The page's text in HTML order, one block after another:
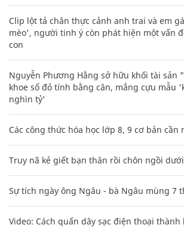
Clip lột tả chân thực cảnh anh trai và em
mèo', người tinh ý còn phát hiện một vấn
con
Nguyễn Phương Hằng sở hữu khối tài sản
khoe sổ đỏ tính bằng cân, mắng cựu mẫu
nghìn tỷ'
Các công thức hóa học lớp 8, 9 cơ bản cần
Truy nã kẻ giết bạn thân rồi chôn ngồi
Sự tích ngày ông Ngâu - bà Ngâu mùng 7
Video: Cách quấn dây sạc điện thoại thành